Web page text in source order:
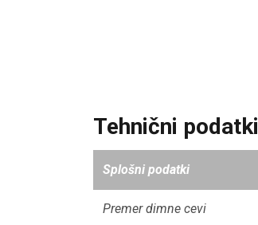
Tehnični podatki
Splošni podatki
Premer dimne cevi